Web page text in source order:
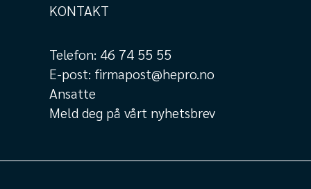
KONTAKT
Telefon: 46 74 55 55
E-post: firmapost@hepro.no
Ansatte
Meld deg på vårt nyhetsbrev